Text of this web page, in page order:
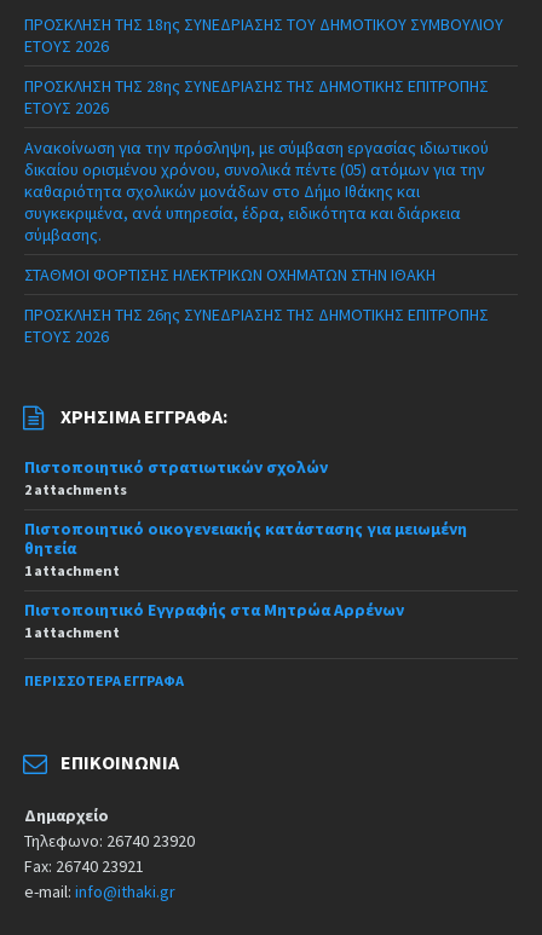
ΠΡΟΣΚΛΗΣΗ ΤΗΣ 18ης ΣΥΝΕΔΡΙΑΣΗΣ ΤΟΥ ΔΗΜΟΤΙΚΟΥ ΣΥΜΒΟΥΛΙΟΥ
ΕΤΟΥΣ 2026
ΠΡΟΣΚΛΗΣΗ ΤΗΣ 28ης ΣΥΝΕΔΡΙΑΣΗΣ ΤΗΣ ΔΗΜΟΤΙΚΗΣ ΕΠΙΤΡΟΠΗΣ
ΕΤΟΥΣ 2026
Ανακοίνωση για την πρόσληψη, με σύμβαση εργασίας ιδιωτικού
δικαίου ορισμένου χρόνου, συνολικά πέντε (05) ατόμων για την
καθαριότητα σχολικών μονάδων στο Δήμο Ιθάκης και
συγκεκριμένα, ανά υπηρεσία, έδρα, ειδικότητα και διάρκεια
σύμβασης.
ΣΤΑΘΜΟΙ ΦΟΡΤΙΣΗΣ ΗΛΕΚΤΡΙΚΩΝ ΟΧΗΜΑΤΩΝ ΣΤΗΝ ΙΘΑΚΗ
ΠΡΟΣΚΛΗΣΗ ΤΗΣ 26ης ΣΥΝΕΔΡΙΑΣΗΣ ΤΗΣ ΔΗΜΟΤΙΚΗΣ ΕΠΙΤΡΟΠΗΣ
ΕΤΟΥΣ 2026
ΧΡΉΣΙΜΑ ΈΓΓΡΑΦΑ:
Πιστοποιητικό στρατιωτικών σχολών
2 attachments
Πιστοποιητικό οικογενειακής κατάστασης για μειωμένη
θητεία
1 attachment
Πιστοποιητικό Εγγραφής στα Μητρώα Αρρένων
1 attachment
ΠΕΡΙΣΣΌΤΕΡΑ ΈΓΓΡΑΦΑ
ΕΠΙΚΟΙΝΩΝΊΑ
Δημαρχείο
Τηλεφωνο: 26740 23920
Fax: 26740 23921
e-mail: info@ithaki.gr